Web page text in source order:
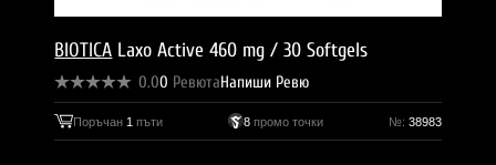
BIOTICA Laxo Active 460 mg / 30 Softgels
0.00 РевютаНапиши Ревю
Поръчан 1 пъти 8промо точки №: 38983